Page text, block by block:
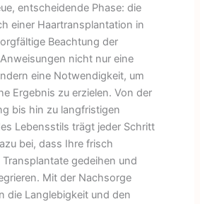
entscheidende Phase: die
einer Haartransplantation in
Beachtung der
nicht nur eine
eine Notwendigkeit, um
Ergebnis zu erzielen. Von der
bis hin zu langfristigen
Lebensstils trägt jeder Schritt
bei, dass Ihre frisch
gedeihen und
Mit der Nachsorge
die Langlebigkeit und den